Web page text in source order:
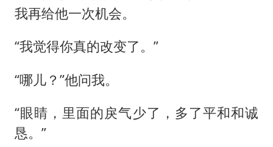
我再给他一次机会。
“我觉得你真的改变了。”
“哪儿？”他问我。
“眼睛，里面的戾气少了，多了平和和诚
恳。”